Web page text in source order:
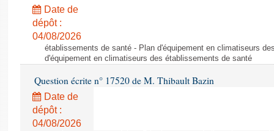
Date de
dépôt :
04/08/2026
établissements de santé - Plan d'équipement en climatiseurs
d'équipement en climatiseurs des établissements de santé
Question écrite n° 17520 de M. Thibault Bazin
Date de
dépôt :
04/08/2026